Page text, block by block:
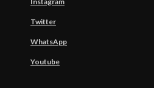
Twitter
WhatsApp
Youtube